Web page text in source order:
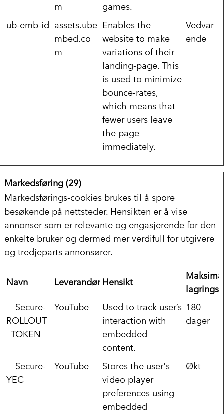
m
games.
ub-emb-id assets.ube
mbed.co
m
Enables the
website to make
variations of their
landing-page. This
is used to minimize
bounce-rates,
which means that
fewer users leave
the page
immediately.
Vedvar
ende
Markedsføring (29)
Markedsførings-cookies brukes til å spore
besøkende på nettsteder. Hensikten er å vise
annonser som er relevante og engasjerende for den
enkelte bruker og dermed mer verdifull for utgivere
og tredjeparts annonsører.
Navn Leverandør Hensikt
__Secure-
ROLLOUT
_TOKEN
YouTube
Used to track user’s
interaction with
embedded
content.
180
dager
__Secure-
YEC
YouTube
Stores the user's
video player
preferences using
embedded
Økt